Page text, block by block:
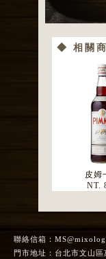
◆ 相關
皮姆
NT.
聯絡信箱：
門市地址：台北市文山